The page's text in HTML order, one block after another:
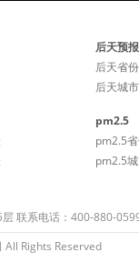
辐射
15、
后天预报
后天省
后天城
pm2.5
pm2.5
pm2.5
联系电话：400-880-
Rights Reserved